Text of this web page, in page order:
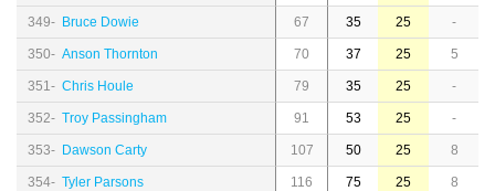
349- Bruce Dowie 67 35 25 -
350- Anson Thornton 70 37 25 5
351- Chris Houle 79 35 25 -
352- Troy Passingham 91 53 25 -
353- Dawson Carty 107 50 25 8
354- Tyler Parsons 116 75 25 8